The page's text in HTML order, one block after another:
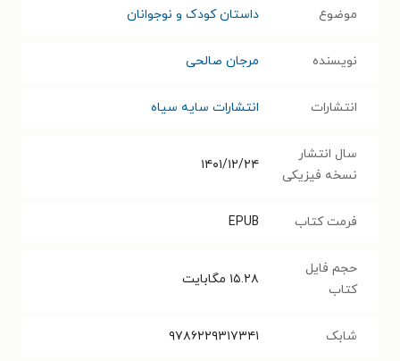
موضوع داستان کودک و نوجوانان
نویسنده مرجان صالحی
انتشارات انتشارات سایه سیاه
سال انتشار
نسخه فیزیکی
۱۴۰۱/۱۲/۲۴
فرمت کتاب EPUB
حجم فایل
کتاب
۱۵.۲۸ مگابایت
شابک ۹۷۸۶۲۲۹۳۱۷۳۴۱